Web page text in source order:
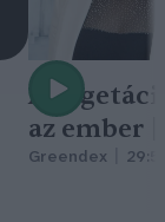
A
az ember
Greendex